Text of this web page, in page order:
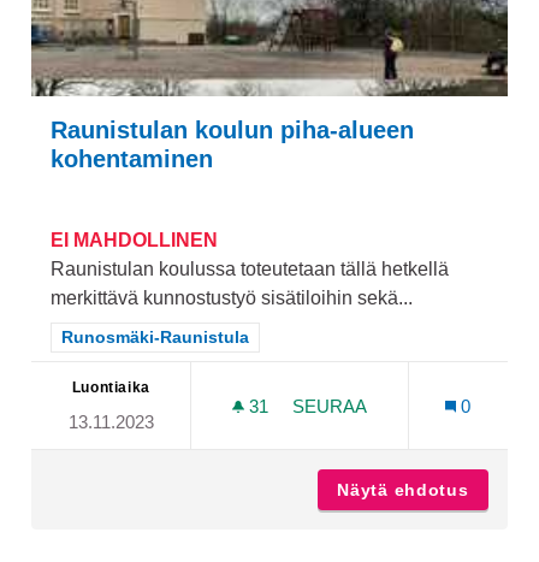
Raunistulan koulun piha-alueen
kohentaminen
EI MAHDOLLINEN
Raunistulan koulussa toteutetaan tällä hetkellä
merkittävä kunnostustyö sisätiloihin sekä...
Rajaa tulokset teeman mukaan: Runosmäki-Raunistula
Runosmäki-Raunistula
Luontiaika
13.11.2023
31 31 SEURAAJAA
SEURAA
0
Näytä ehdotus